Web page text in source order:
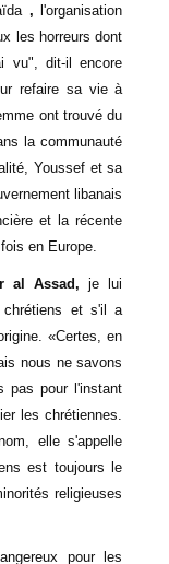
, l'organisation
les horreurs dont
vu", dit-il encore
refaire sa vie à
ont trouvé du
la communauté
Youssef et sa
libanais
et la récente
en Europe.
al Assad, je lui
chrétiens et s'il a
«Certes, en
nous ne savons
pas pour l'instant
les chrétiennes.
elle s'appelle
est toujours le
religieuses
pour les